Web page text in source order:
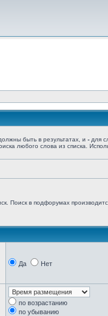
быть в результатах, и - для
любого слова из списка.
Поиск в подфорумах
Да Нет
по возрастанию
по убыванию